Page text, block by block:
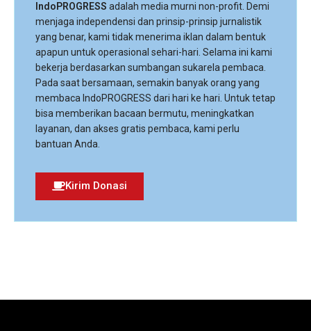
IndoPROGRESS adalah media murni non-profit. Demi
menjaga independensi dan prinsip-prinsip jurnalistik
yang benar, kami tidak menerima iklan dalam bentuk
apapun untuk operasional sehari-hari. Selama ini kami
bekerja berdasarkan sumbangan sukarela pembaca.
Pada saat bersamaan, semakin banyak orang yang
membaca IndoPROGRESS dari hari ke hari. Untuk tetap
bisa memberikan bacaan bermutu, meningkatkan
layanan, dan akses gratis pembaca, kami perlu
bantuan Anda.
Kirim Donasi